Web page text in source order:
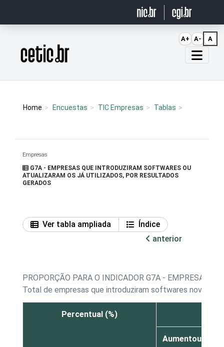
Página inicial
Home Encuestas TIC Empresas Tablas
Empresas
G7A - EMPRESAS QUE INTRODUZIRAM SOFTWARES OU
ATUALIZARAM OS JÁ UTILIZADOS, POR RESULTADOS
GERADOS
Ver tabla ampliada
Índice
anterior
PROPORÇÃO PARA O INDICADOR G7A - EMPRESAS
Total de empresas que introduziram softwares novos
Percentual (%)
Aumentou
A+ A- A